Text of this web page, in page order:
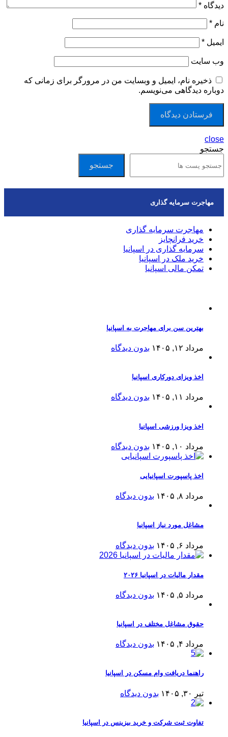
دیدگاه *
نام *
ایمیل *
وب‌ سایت
ذخیره نام، ایمیل و وبسایت من در مرورگر برای زمانی که
دوباره دیدگاهی می‌نویسم.
close
جستجو
جستجو
مهاجرت سرمایه گذاری
مهاجرت سرمایه گذاری
خرید فرانچایز
سرمایه گذاری در اسپانیا
خرید ملک در اسپانیا
تمکن مالی اسپانیا
بهترین سن برای مهاجرت به اسپانیا
مرداد ۱۲, ۱۴۰۵ بدون دیدگاه
اخذ ویزای دورکاری اسپانیا
مرداد ۱۱, ۱۴۰۵ بدون دیدگاه
اخذ ویزا ورزشی اسپانیا
مرداد ۱۰, ۱۴۰۵ بدون دیدگاه
اخذ پاسپورت اسپانیایی
مرداد ۸, ۱۴۰۵ بدون دیدگاه
مشاغل مورد نیاز اسپانیا
مرداد ۶, ۱۴۰۵ بدون دیدگاه
مقدار مالیات در اسپانیا ۲۰۲۶
مرداد ۵, ۱۴۰۵ بدون دیدگاه
حقوق مشاغل مختلف در اسپانیا
مرداد ۴, ۱۴۰۵ بدون دیدگاه
راهنما دریافت وام مسکن در اسپانیا
تیر ۳۰, ۱۴۰۵ بدون دیدگاه
تفاوت ثبت شرکت و خرید بیزینس در اسپانیا